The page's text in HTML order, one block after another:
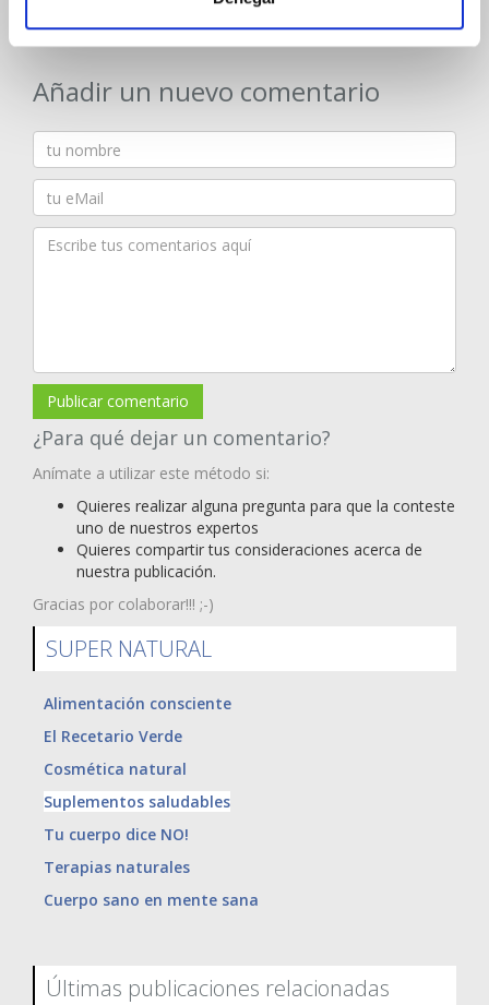
Añadir un nuevo comentario
Publicar comentario
¿Para qué dejar un comentario?
Anímate a utilizar este método si:
Quieres realizar alguna pregunta para que la conteste
uno de nuestros expertos
Quieres compartir tus consideraciones acerca de
nuestra publicación.
Gracias por colaborar!!! ;-)
SUPER NATURAL
Alimentación consciente
El Recetario Verde
Cosmética natural
Suplementos saludables
Tu cuerpo dice NO!
Terapias naturales
Cuerpo sano en mente sana
Últimas publicaciones relacionadas